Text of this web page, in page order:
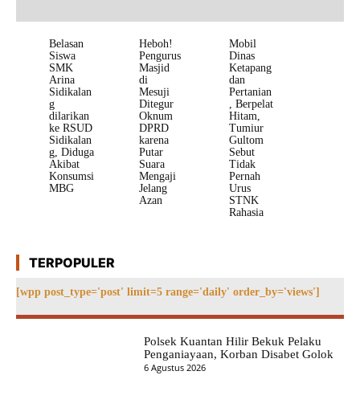
Belasan
Siswa
SMK
Arina
Sidikalan
g
dilarikan
ke RSUD
Sidikalan
g, Diduga
Akibat
Konsumsi
MBG
Heboh!
Pengurus
Masjid
di
Mesuji
Ditegur
Oknum
DPRD
karena
Putar
Suara
Mengaji
Jelang
Azan
Mobil
Dinas
Ketapang
dan
Pertanian
, Berpelat
Hitam,
Tumiur
Gultom
Sebut
Tidak
Pernah
Urus
STNK
Rahasia
TERPOPULER
[wpp post_type='post' limit=5 range='daily' order_by='views']
Polsek Kuantan Hilir Bekuk Pelaku
Penganiayaan, Korban Disabet Golok
6 Agustus 2026